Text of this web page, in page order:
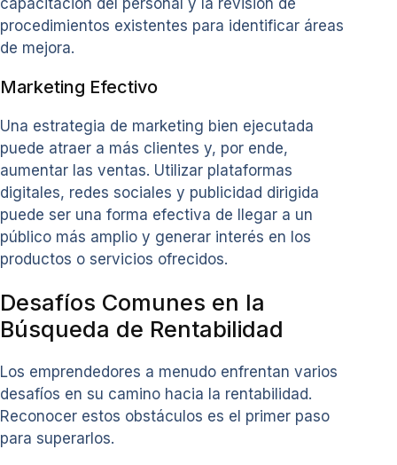
procedimientos existentes para identificar áreas
de mejora.
Marketing Efectivo
Una estrategia de marketing bien ejecutada
puede atraer a más clientes y, por ende,
aumentar las ventas. Utilizar plataformas
digitales, redes sociales y publicidad dirigida
puede ser una forma efectiva de llegar a un
público más amplio y generar interés en los
productos o servicios ofrecidos.
Desafíos Comunes en la
Búsqueda de Rentabilidad
Los emprendedores a menudo enfrentan varios
desafíos en su camino hacia la rentabilidad.
Reconocer estos obstáculos es el primer paso
para superarlos.